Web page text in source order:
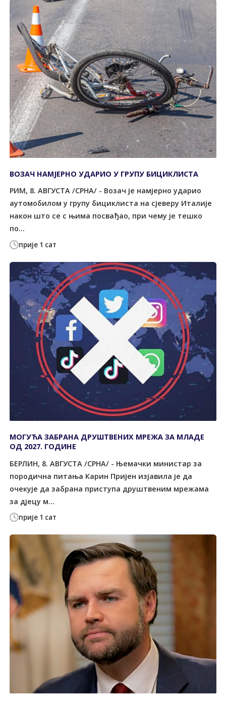
прије 1 сат
ВОЗАЧ НАМЈЕРНО УДАРИО У ГРУПУ БИЦИКЛИСТА
РИМ, 8. АВГУСТА /СРНА/ - Возач је намјерно ударио
аутомобилом у групу бициклиста на сјеверу Италије
након што се с њима посвађао, при чему је тешко
по...
прије 1 сат
МОГУЋА ЗАБРАНА ДРУШТВЕНИХ МРЕЖА ЗА МЛАДЕ
ОД 2027. ГОДИНЕ
БЕРЛИН, 8. АВГУСТА /СРНА/ - Њемачки министар за
породична питања Карин Пријен изјавила је да
очекује да забрана приступа друштвеним мрежама
за дјецу м...